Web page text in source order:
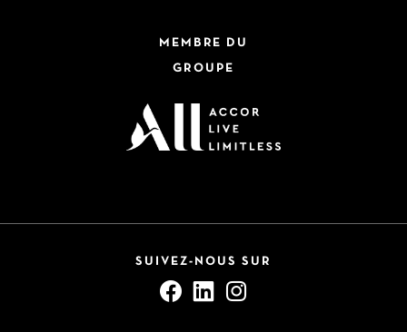
MEMBRE DU
GROUPE
SUIVEZ-NOUS SUR